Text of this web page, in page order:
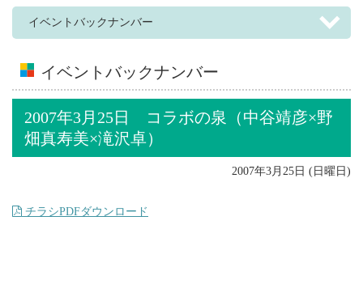
イベントバックナンバー
イベントバックナンバー
2007年3月25日 コラボの泉（中谷靖彦×野
畑真寿美×滝沢卓）
2007年3月25日 (日曜日)
チラシPDFダウンロード